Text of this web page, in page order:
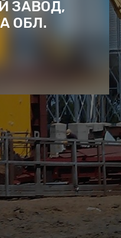
ЗАВОД,
ОБЛ.